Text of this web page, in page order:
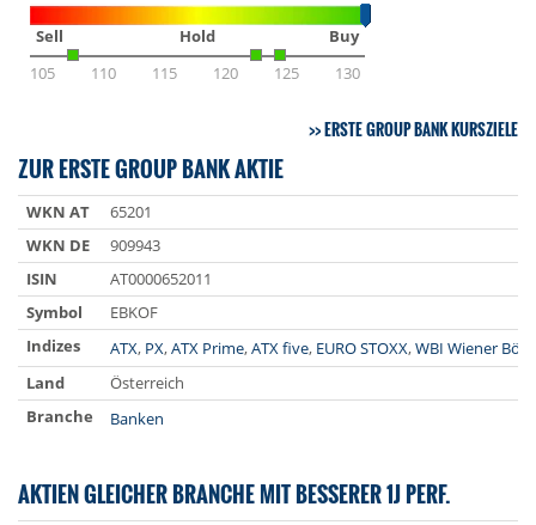
Sell Hold
Buy
105
110 115 120 125 130
ERSTE GROUP BANK KURSZIELE
ZUR ERSTE GROUP BANK AKTIE
WKN AT
65201
WKN DE
909943
ISIN
AT0000652011
Symbol
EBKOF
Indizes
ATX, PX,ATX Prime,ATX five, EURO STOXX,WBI Wiener
Land
Österreich
Branche
Banken
AKTIEN GLEICHER BRANCHE MIT BESSERER 1J PERF.